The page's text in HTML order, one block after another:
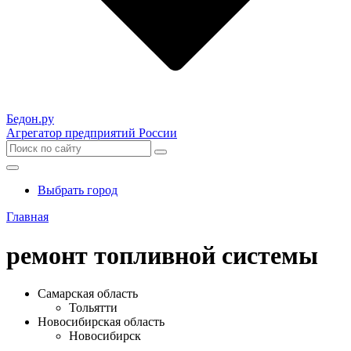
Бедон.ру
Агрегатор предприятий России
Выбрать город
Главная
ремонт топливной системы
Самарская область
Тольятти
Новосибирская область
Новосибирск